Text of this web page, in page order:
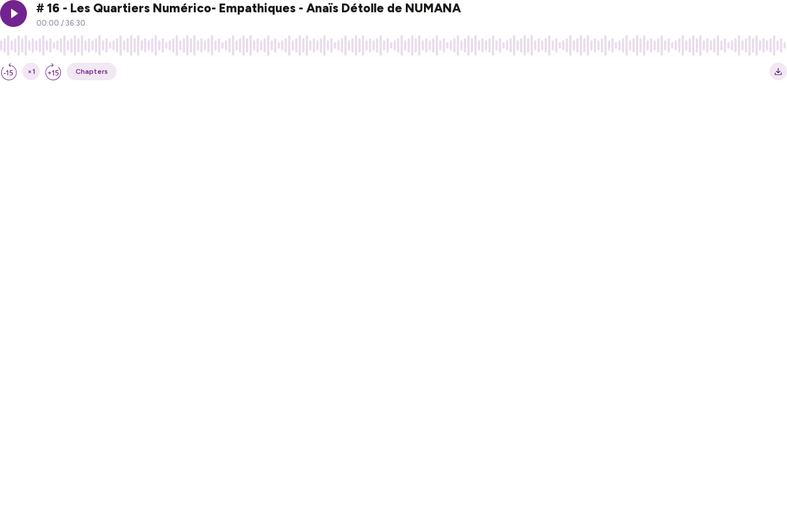
# 16 - Les Quartiers Numérico- Empathiques - Anaïs Détolle de NUMANA
00:00 /36:30
×1 Chapters